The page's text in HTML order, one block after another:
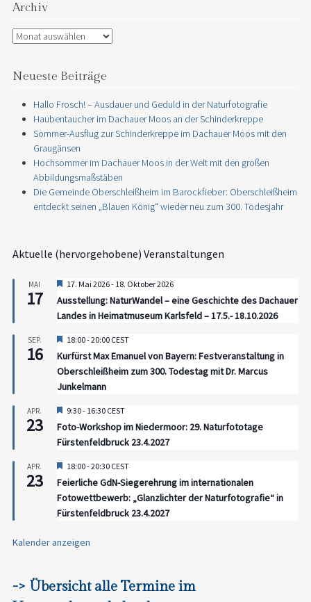
Archiv
Archiv
Neueste Beiträge
Hallo Frosch! – Ausdauer und Geduld in der Naturfotografie
Haubentaucher im Dachauer Moos an der Schinderkreppe
Sommer-Ausflug zur Schinderkreppe im Dachauer Moos mit den
Graugänsen
Hochsommer im Dachauer Moos in der Welt mit den großen
Abbildungsmaßstäben
Die Gemeinde Oberschleißheim im Barockfieber: Oberschleißheim
entdeckt seinen „Blauen König“ wieder neu zum 300. Todesjahr
Aktuelle (hervorgehobene) Veranstaltungen
MAI
17
Hervorgehoben
17. Mai 2026- 18. Oktober 2026
Ausstellung: NaturWandel – eine Geschichte des Dachauer
Landes in Heimatmuseum Karlsfeld – 17.5.- 18.10.2026
SEP.
16
Hervorgehoben
18:00-20:00 CEST
Kurfürst Max Emanuel von Bayern: Festveranstaltung in
Oberschleißheim zum 300. Todestag mit Dr. Marcus
Junkelmann
APR.
23
Hervorgehoben
9:30- 16:30 CEST
Foto-Workshop im Niedermoor: 29. Naturfototage
Fürstenfeldbruck 23.4.2027
APR.
23
Hervorgehoben
18:00-20:30 CEST
Feierliche GdN-Siegerehrung im internationalen
Fotowettbewerb: „Glanzlichter der Naturfotografie“ in
Fürstenfeldbruck 23.4.2027
Kalender anzeigen
-> Übersicht alle Termine im